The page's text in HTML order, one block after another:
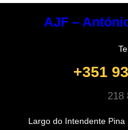
AJF –
+351
218
Largo do Intendente